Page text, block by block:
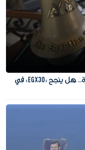
البورصة المصرية تقترب من 55 ألف نقطة لأول مرة.. هل ينجح «EGX30» في